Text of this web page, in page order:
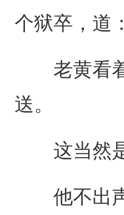
个狱卒，道
老黄看着
送。
这当然是
他不出声